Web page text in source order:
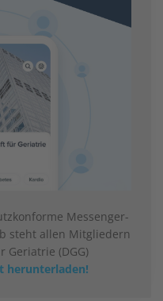
Messenger-
steht allen Mitgliedern
Geriatrie (DGG)
herunterladen!